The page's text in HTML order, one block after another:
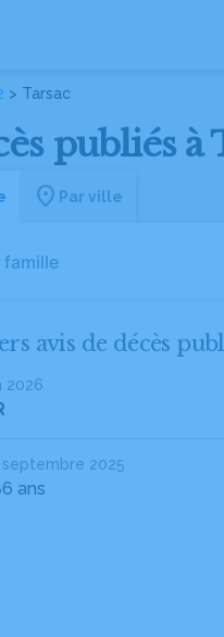
> Tarsac
publiés à
Par ville
avis de décès
2026
2025
ans